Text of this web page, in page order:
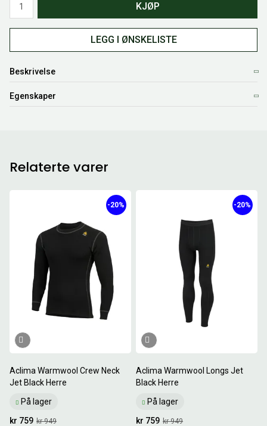
KJØP
LEGG I ØNSKELISTE
Beskrivelse
Egenskaper
Relaterte varer
Aclima Warmwool Crew Neck
Jet Black Herre
På lager
-20%
kr 949
kr 759
Aclima Warmwool Longs Jet
Black Herre
På lager
-20%
kr 949
kr 759